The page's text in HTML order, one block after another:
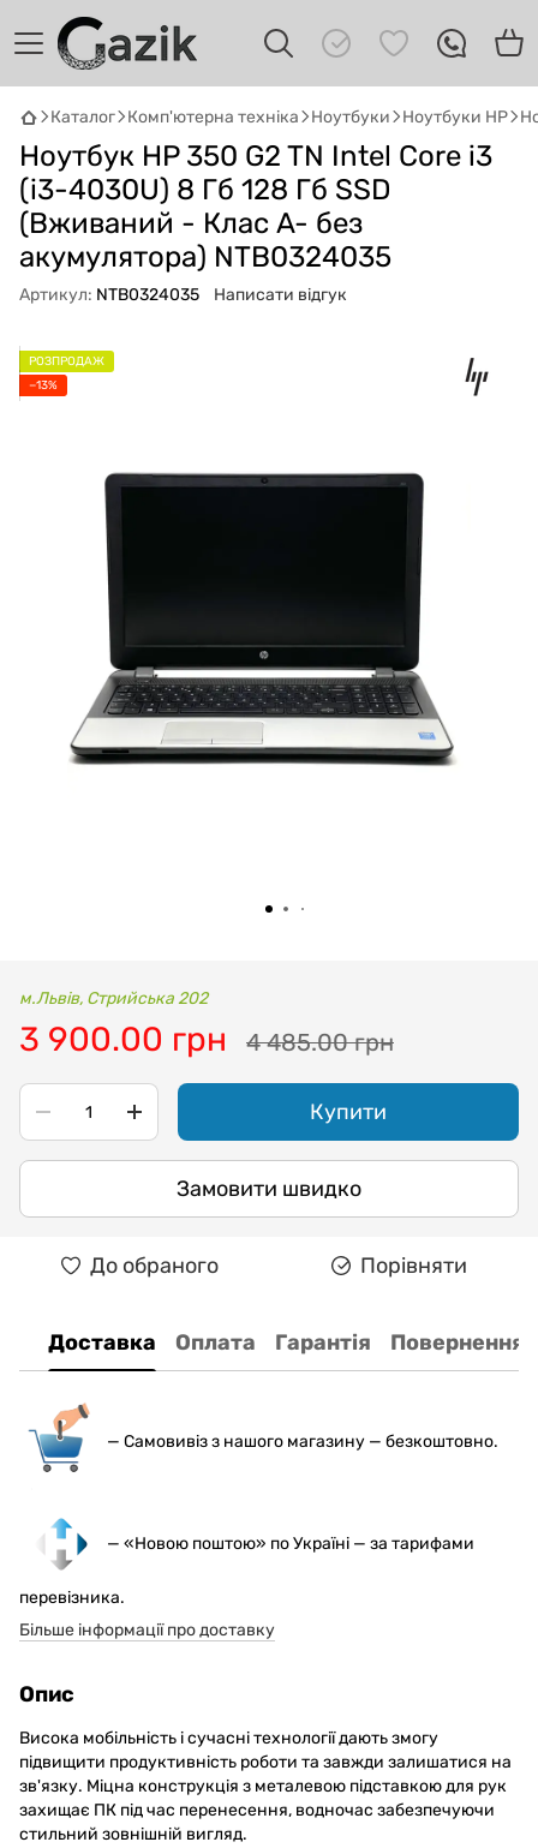
Каталог Комп'ютерна техніка Ноутбуки Ноутбуки HP
Ноутбук HP 350 G2 TN Intel Core i3
(i3-4030U) 8 Гб 128 Гб SSD
(Вживаний - Клас A- без
акумулятора) NTB0324035
Артикул: NTB0324035 Написати відгук
РОЗПРОДАЖ
−13%
м.Львів, Стрийська 202
3 900.00 грн 4 485.00 грн
Купити
Замовити швидко
До обраного Порівняти
Доставка Оплата Гарантія Повернення
— Самовивіз з нашого магазину — безкоштовно.
— «Новою поштою» по Україні — за тарифами
перевізника.
Більше інформації про доставку
Опис
Висока мобільність і сучасні технології дають змогу
підвищити продуктивність роботи та завжди залишатися на
зв'язку. Міцна конструкція з металевою підставкою для рук
захищає ПК під час перенесення, водночас забезпечуючи
стильний зовнішній вигляд.
GAZIK AI
Онлайн · пошук техніки
Привіт! 👋 Я Gazik AI — допоможу
підібрати вживану комп'ютерну техніку.
Що шукаєш?